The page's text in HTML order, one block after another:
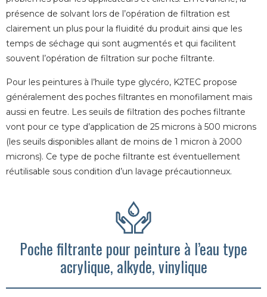
présence de solvant lors de l’opération de filtration est
clairement un plus pour la fluidité du produit ainsi que les
temps de séchage qui sont augmentés et qui facilitent
souvent l’opération de filtration sur poche filtrante.
Pour les peintures à l’huile type glycéro, K2TEC propose
généralement des poches filtrantes en monofilament mais
aussi en feutre. Les seuils de filtration des poches filtrante
vont pour ce type d’application de 25 microns à 500 microns
(les seuils disponibles allant de moins de 1 micron à 2000
microns). Ce type de poche filtrante est éventuellement
réutilisable sous condition d’un lavage précautionneux.
Poche filtrante pour peinture à l’eau type
acrylique, alkyde, vinylique